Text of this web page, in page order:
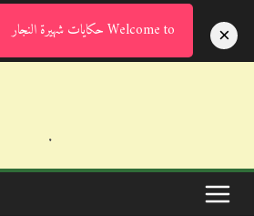
الأحد, أغسطس 9, 2026
.
.
Welcome to حكايات شهيرة النجار ×